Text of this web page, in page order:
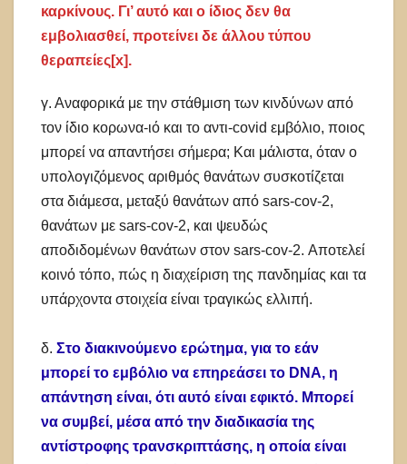
καρκίνους. Γι’ αυτό και ο ίδιος δεν θα
εμβολιασθεί, προτείνει δε άλλου τύπου
θεραπείες[x].
γ. Αναφορικά με την στάθμιση των κινδύνων από
τον ίδιο κορωνα-ιό και το αντι-covid εμβόλιο, ποιος
μπορεί να απαντήσει σήμερα; Και μάλιστα, όταν ο
υπολογιζόμενος αριθμός θανάτων συσκοτίζεται
στα διάμεσα, μεταξύ θανάτων από sars-cov-2,
θανάτων με sars-cov-2, και ψευδώς
αποδιδομένων θανάτων στον sars-cov-2. Αποτελεί
κοινό τόπο, πώς η διαχείριση της πανδημίας και τα
υπάρχοντα στοιχεία είναι τραγικώς ελλιπή.
δ. Στο διακινούμενο ερώτημα, για το εάν
μπορεί το εμβόλιο να επηρεάσει το DNA, η
απάντηση είναι, ότι αυτό είναι εφικτό. Μπορεί
να συμβεί, μέσα από την διαδικασία της
αντίστροφης τρανσκριπτάσης, η οποία είναι